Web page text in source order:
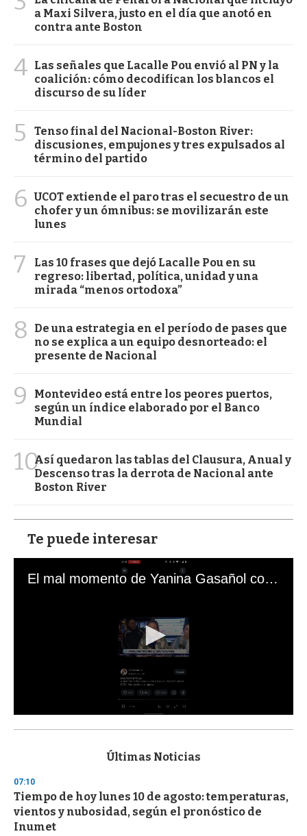
a Maxi Silvera, justo en el día que anotó en
contra ante Boston
4 Las señales que Lacalle Pou envió al PN y la
coalición: cómo decodifican los blancos el
discurso de su líder
5
Tenso final del Nacional-Boston River:
discusiones, empujones y tres expulsados al
término del partido
6 UCOT extiende el paro tras el secuestro de un
chofer y un ómnibus: se movilizarán este
lunes
7
Las 10 frases que dejó Lacalle Pou en su
regreso: libertad, política, unidad y una
mirada “menos ortodoxa”
8
De una estrategia en el período de pases que
no se explica a un equipo desnorteado: el
presente de Nacional
9
Montevideo está entre los peores puertos,
según un índice elaborado por el Banco
Mundial
10Así quedaron las tablas del Clausura, Anual y
Descenso tras la derrota de Nacional ante
Boston River
Te puede interesar
El mal momento de Yanina Gasañol con un hincha argentino en "Subrayado"
s
d
s
o
f
3
Últimas Noticias
07:10
Tiempo de hoy lunes 10 de agosto: temperaturas,
vientos y nubosidad, según el pronóstico de
Inumet